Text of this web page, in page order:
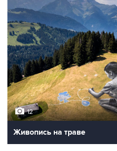
12
Живопись на траве